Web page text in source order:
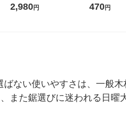
し 無洗米 5kg 1袋 令和7年産
2,980円
ックティッ
470円
ない使いやすさは、一般木
また鋸選びに迷われる日曜